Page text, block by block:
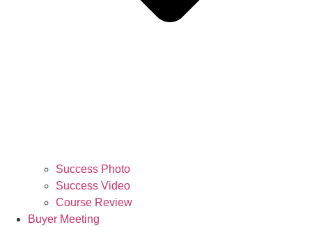
Success Photo
Success Video
Course Review
Buyer Meeting